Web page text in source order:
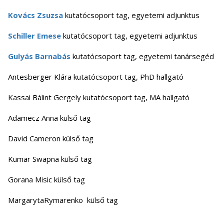
Kovács Zsuzsa kutatócsoport tag, egyetemi adjunktus
Schiller Emese kutatócsoport tag, egyetemi adjunktus
Gulyás Barnabás kutatócsoport tag, egyetemi tanársegéd
Antesberger Klára kutatócsoport tag, PhD hallgató
Kassai Bálint Gergely kutatócsoport tag, MA hallgató
Adamecz Anna külső tag
David Cameron külső tag
Kumar Swapna külső tag
Gorana Misic külső tag
MargarytaRymarenko külső tag